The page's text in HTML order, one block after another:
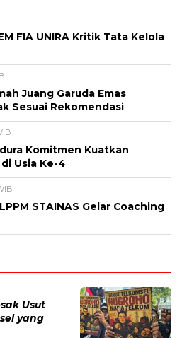
FIA UNIRA Kritik Tata Kelola
Juang Garuda Emas
Sesuai Rekomendasi
Komitmen Kuatkan
di Usia Ke-4
STAINAS Gelar Coaching
Usut
yang